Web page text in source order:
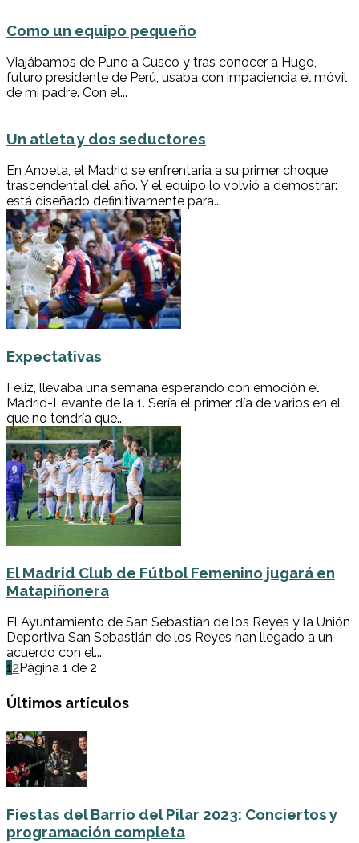
Como un equipo pequeño
Viajábamos de Puno a Cusco y tras conocer a Hugo,
futuro presidente de Perú, usaba con impaciencia el móvil
de mi padre. Con el...
Un atleta y dos seductores
En Anoeta, el Madrid se enfrentaria a su primer choque
trascendental del año. Y el equipo lo volvió a demostrar:
está diseñado definitivamente para...
Expectativas
Feliz, llevaba una semana esperando con emoción el
Madrid-Levante de la 1. Sería el primer día de varios en el
que no tendría que...
El Madrid Club de Fútbol Femenino jugará en
Matapiñonera
El Ayuntamiento de San Sebastián de los Reyes y la Unión
Deportiva San Sebastián de los Reyes han llegado a un
acuerdo con el...
12Página 1 de 2
Últimos artículos
Fiestas del Barrio del Pilar 2023: Conciertos y
programación completa